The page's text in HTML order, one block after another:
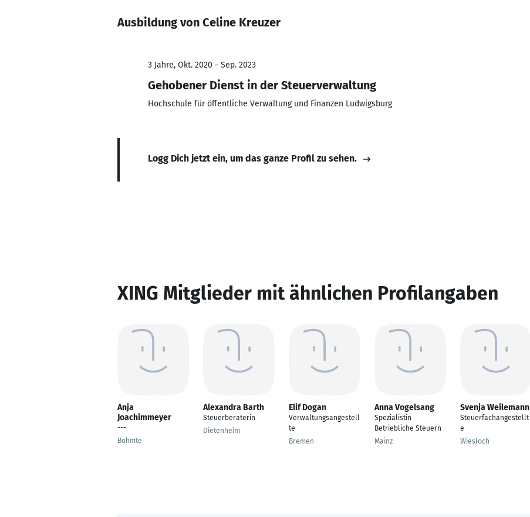
Ausbildung von Celine Kreuzer
3 Jahre, Okt. 2020 - Sep. 2023
Gehobener Dienst in der Steuerverwaltung
Hochschule für öffentliche Verwaltung und Finanzen Ludwigsburg
Logg Dich jetzt ein, um das ganze Profil zu sehen.
XING Mitglieder mit ähnlichen Profilangaben
Anja
Joachimmeyer
---
Bohmte
Alexandra Barth
Steuerberaterin
Dietenheim
Elif Dogan
Verwaltungsangestell
te
Bremen
Anna Vogelsang
Spezialistin
Betriebliche Steuern
Mainz
Svenja Weilemann
Steuerfachangestellt
e
Wiesloch